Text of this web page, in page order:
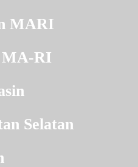
MARI
MA-RI
Selatan